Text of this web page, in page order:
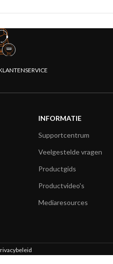
INFORMATIE
Supportcentrum
Veelgestelde vragen
Productgids
Productvideo's
Mediaresources